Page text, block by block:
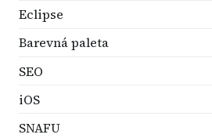
Eclipse
Barevná paleta
SEO
iOS
SNAFU